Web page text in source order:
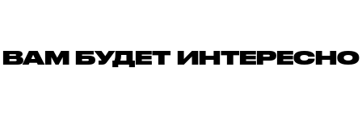
ВАМ БУДЕТ ИНТЕРЕСНО